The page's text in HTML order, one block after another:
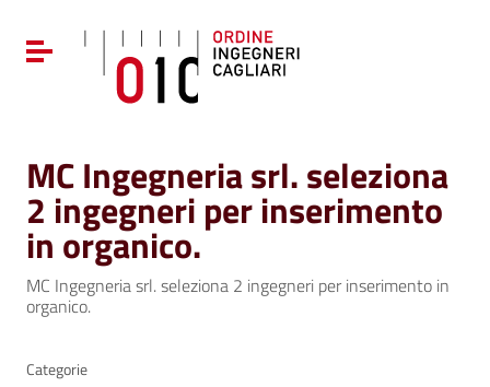
Vai al menu di navigazione
Vai al footer
Attiva / disattiva la navigazione
MC Ingegneria srl. seleziona
2 ingegneri per inserimento
in organico.
MC Ingegneria srl. seleziona 2 ingegneri per inserimento in
organico.
Categorie